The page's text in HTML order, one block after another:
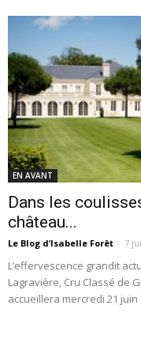
EN AVANT
Dans les
château...
Le Blog d’Isabelle Forêt - 7
L’effervescence grandit
Lagravière, Cru Classé de
accueillera mercredi 21